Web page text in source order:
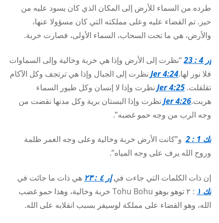
طرده من السماء للأرض إلى المكان الذي كان يسود عليه من
حيز. تم القضاء عليه وعلى مملكته التي كان مسؤولا عنها،
والأرض، هي ما تحت السحاب، السماء الأولى، فصارت خربة.
إر 4 : 23
“نظرت إلى الأرض وإذا هي خربة وخالية وإلى السماوات
فلا نور لها.Jer 4:24 نظرت إلى الجبال وإذا هي ترتجف وكل الآكام
تقلقلت. Jer 4:25 نظرت وإذا لا إنسان وكل طيور السماء
هربت.Jer 4:26 نظرت وإذا البستان برية وكل مدنها نقضت من
وجه الرب من وجه حمو غضبه”.
تك 1 : 2
و”كانت الأرض خربة وخالية وعلى وجه الغمر ظلمة
وروح الله يرف على وجه المياه”.
إن ذات الكلمات التي جاءت فيإر ٤ : ٢٣
هي ذات ما جائت في
تك ١
: ٢ توهو بوهو Tohu Bohu خربة وخالية، وهذا حمو غضب
الله، وهو القضاء على مملكة لوسيفر بسبب انقلابه على الله.